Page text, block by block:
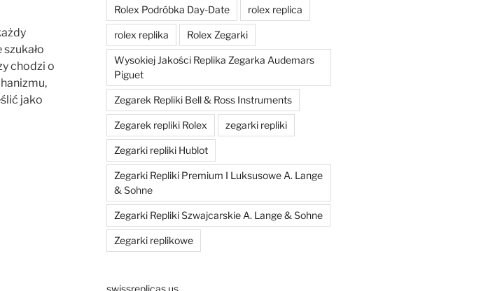
chodzi o
jako
Rolex Podróbka Day-Date rolex replica
rolex replika Rolex Zegarki
Wysokiej Jakości Replika Zegarka Audemars
Piguet
Zegarek Repliki Bell & Ross Instruments
Zegarek repliki Rolex zegarki repliki
Zegarki repliki Hublot
Zegarki Repliki Premium I Luksusowe A. Lange
& Sohne
Zegarki Repliki Szwajcarskie A. Lange & Sohne
Zegarki replikowe
swissreplicas.us